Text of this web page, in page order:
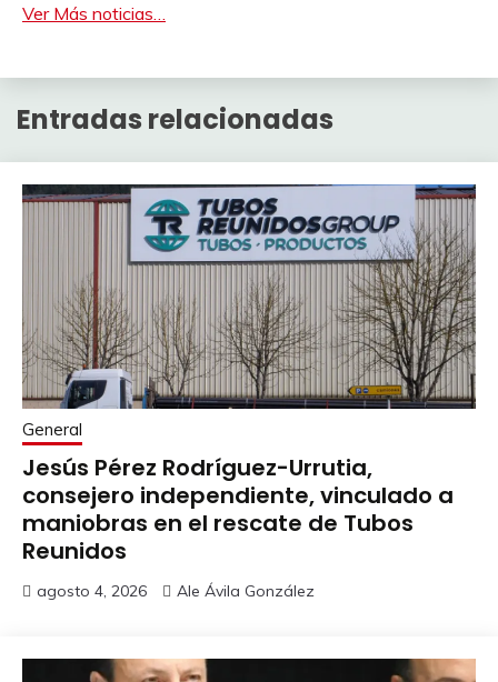
Ver Más noticias…
Entradas relacionadas
General
Jesús Pérez Rodríguez-Urrutia,
consejero independiente, vinculado a
maniobras en el rescate de Tubos
Reunidos
agosto 4, 2026 Ale Ávila González